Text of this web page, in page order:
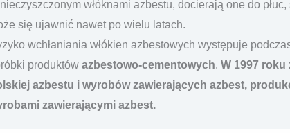
włóknami azbestu, docierają one do
się ujawnić nawet po wielu latach.
wchłaniania włókien azbestowych występuje
produktów azbestowo-cementowych. W 1997
azbestu i wyrobów zawierających azbest,
zawierającymi azbest.